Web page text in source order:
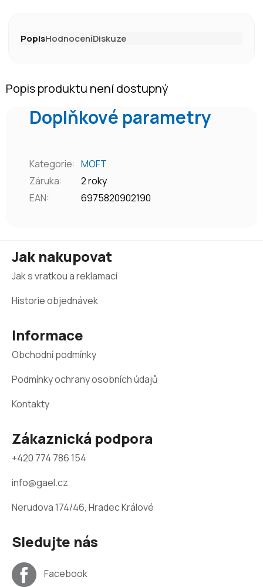
PopisHodnoceníDiskuze
Popis produktu není dostupný
Doplňkové parametry
Kategorie: MOFT
Záruka:
2 roky
EAN: 6975820902190
Jak nakupovat
Jak s vratkou a reklamací
Historie objednávek
Informace
Obchodní podmínky
Podmínky ochrany osobních údajů
Kontakty
Zákaznická podpora
+420 774 786 154
info@gael.cz
Nerudova 174/46, Hradec Králové
Sledujte nás
Facebook